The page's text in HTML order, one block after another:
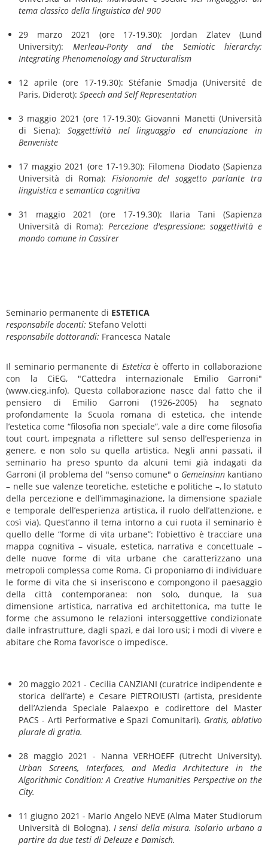
tema classico della linguistica del 900
29 marzo 2021 (ore 17-19.30): Jordan Zlatev (Lund
University):Merleau-Ponty and the Semiotic hierarchy:
Integrating Phenomenology and Structuralism
12 aprile (ore 17-19.30): Stéfanie Smadja (Université de
Paris, Diderot): Speech and Self Representation
3 maggio 2021 (ore 17-19.30): Giovanni Manetti (Università
di Siena): Soggettività nel linguaggio ed enunciazione in
Benveniste
17 maggio 2021 (ore 17-19.30): Filomena Diodato (Sapienza
Università di Roma): Fisionomie del soggetto parlante tra
linguistica e semantica cognitiva
31 maggio 2021 (ore 17-19.30): Ilaria Tani (Sapienza
Università di Roma): Percezione d'espressione: soggettività e
mondo comune in Cassirer
Seminario permanente di ESTETICA
responsabile docenti: Stefano Velotti
responsabile dottorandi: Francesca Natale
Il seminario permanente di Esteticaè offerto in collaborazione
con la CiEG, "Cattedra internazionale Emilio Garroni"
(www.cieg.info). Questa collaborazione nasce dal fatto che il
pensiero di Emilio Garroni (1926-2005) ha segnato
profondamente la Scuola romana di estetica, che intende
l’estetica come “filosofia non speciale”, vale a dire come filosofia
tout court, impegnata a riflettere sul senso dell’esperienza in
genere, e non solo su quella artistica. Negli anni passati, il
seminario ha preso spunto da alcuni temi già indagati da
Garroni (il problema del "senso comune" o Gemeinsinn kantiano
– nelle sue valenze teoretiche, estetiche e politiche –, lo statuto
della percezione e dell’immaginazione, la dimensione spaziale
e temporale dell’esperienza artistica, il ruolo dell’attenzione, e
così via). Quest’anno il tema intorno a cui ruota il seminario è
quello delle “forme di vita urbane”: l’obiettivo è tracciare una
mappa cognitiva – visuale, estetica, narrativa e concettuale –
delle nuove forme di vita urbane che caratterizzano una
metropoli complessa come Roma. Ci proponiamo di individuare
le forme di vita che si inseriscono e compongono il paesaggio
della città contemporanea: non solo, dunque, la sua
dimensione artistica, narrativa ed architettonica, ma tutte le
forme che assumono le relazioni intersoggettive condizionate
dalle infrastrutture, dagli spazi, e dai loro usi; i modi di vivere e
abitare che Roma favorisce o impedisce.
20 maggio 2021 - Cecilia CANZIANI (curatrice indipendente e
storica dell’arte) e Cesare PIETROIUSTI (artista, presidente
dell’Azienda Speciale Palaexpo e codirettore del Master
PACS - Arti Performative e Spazi Comunitari). Gratis, ablativo
plurale di gratia.
28 maggio 2021 - Nanna VERHOEFF (Utrecht University).
Urban Screens, Interfaces, and Media Architecture in the
Algorithmic Condition: A Creative Humanities Perspective on the
City.
11 giugno 2021 - Mario Angelo NEVE (Alma Mater Studiorum
Università di Bologna). I sensi della misura. Isolario urbano a
partire da due testi di Deleuze e Damisch.